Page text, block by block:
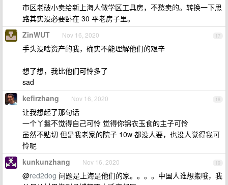
市区老破小卖给新上海人做学区工具房，不愁卖的。转换一下思
路其实没必要卧在 30 平老房子里。
17
ZinWUT Nov 16, 2020
手头没啥资产的我，确实不能理解他们的艰辛
想了想，我比他们可怜多了
sad
18
kefirzhang Nov 16, 2020
让我想起了那句话
一个丫鬟不觉得自己可怜 觉得你锦衣玉食的主子可怜
虽然不贴切 但是我老家的院子 10w 都没人要，也没人觉得我可
怜呢
19
kunkunzhang Nov 16, 2020
@red2dog 问题是上海是他们的家。。。。中国人谁想搬哦，我